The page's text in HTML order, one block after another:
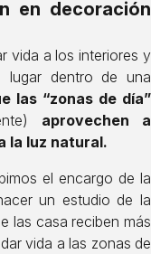
en decoración
vida a los interiores y
lugar dentro de una
las “zonas de día”
aprovechen a
la luz natural.
el encargo de la
un estudio de la
las casa reciben más
vida a las zonas de